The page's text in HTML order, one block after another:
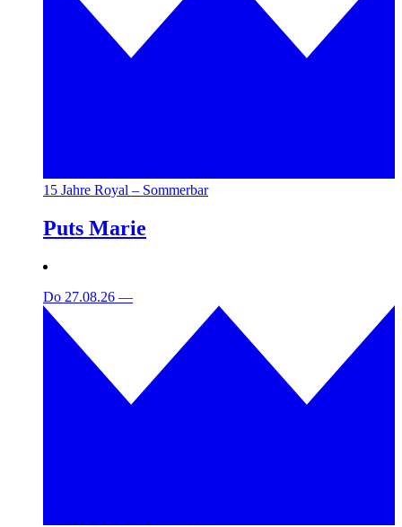
15 Jahre Royal – Sommerbar
Puts Marie
Do 27.08.26 —